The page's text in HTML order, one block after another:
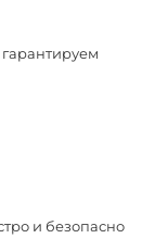
и безопасно